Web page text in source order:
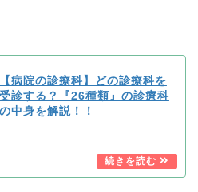
【病院の診療科】どの診療科を
受診する？『26種類』の診療科
の中身を解説！！